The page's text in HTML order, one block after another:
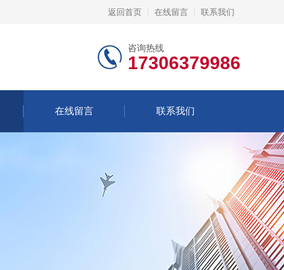
返回首页 在线留言 联系我们
咨询热线
17306379986
在线留言 联系我们